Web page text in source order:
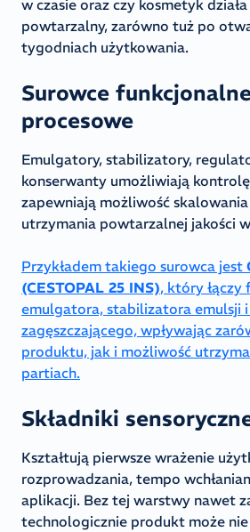
w czasie oraz czy kosmetyk
powtarzalny, zarówno tuż po
tygodniach użytkowania.
Surowce
procesowe
Emulgatory, stabilizatory,
konserwanty umożliwiają
zapewniają możliwość
utrzymania powtarzalnej jakości
Przykładem takiego surowca jest
(CESTOPAL 25 INS), który łączy
emulgatora, stabilizatora emulsji i
zagęszczającego, wpływając
produktu, jak i możliwość
partiach.
Składniki
Kształtują pierwsze wrażenie
rozprowadzania, tempo
aplikacji. Bez tej warstwy nawet
technologicznie produkt może